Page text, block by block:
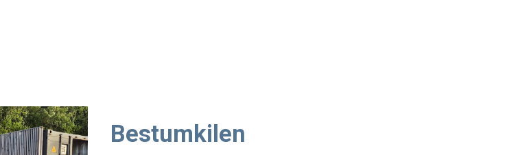
Bestumkilen